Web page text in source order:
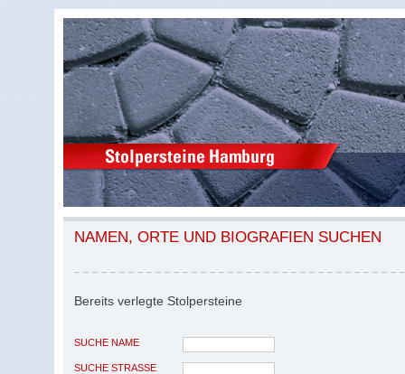
NAMEN, ORTE UND BIOGRAFIEN SUCHEN
Bereits verlegte Stolpersteine
SUCHE NAME
SUCHE STRASSE